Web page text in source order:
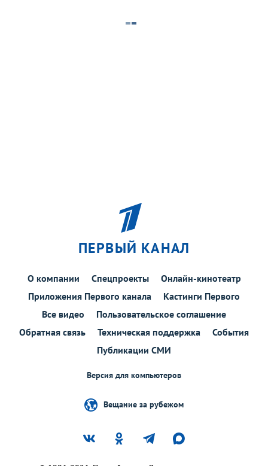
ПЕРВЫЙ КАНАЛ
О компании Спецпроекты
Онлайн-кинотеатр
Приложения Первого канала
Кастинги Первого
Все видео
Пользовательское соглашение
Обратная связь
Техническая поддержка
События
Публикации СМИ
Версия для компьютеров
Вещание за рубежом